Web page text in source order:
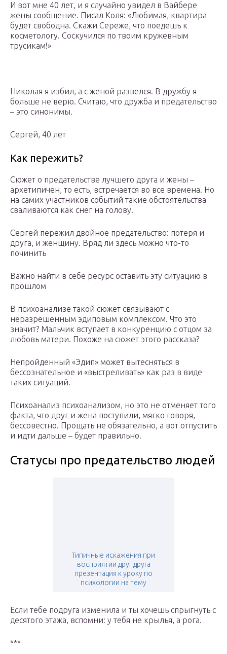
И вот мне 40 лет, и я случайно увидел в Вайбере
жены сообщение. Писал Коля: «Любимая, квартира
будет свободна. Скажи Сереже, что поедешь к
косметологу. Соскучился по твоим кружевным
трусикам!»
Николая я избил, а с женой развелся. В дружбу я
больше не верю. Считаю, что дружба и предательство
– это синонимы.
Сергей, 40 лет
Как пережить?
Сюжет о предательстве лучшего друга и жены –
архетипичен, то есть, встречается во все времена. Но
на самих участников событий такие обстоятельства
сваливаются как снег на голову.
Сергей пережил двойное предательство: потеря и
друга, и женщину. Вряд ли здесь можно что-то
починить
Важно найти в себе ресурс оставить эту ситуацию в
прошлом
В психоанализе такой сюжет связывают с
неразрешенным эдиповым комплексом. Что это
значит? Мальчик вступает в конкуренцию с отцом за
любовь матери. Похоже на сюжет этого рассказа?
Непройденный «Эдип» может вытесняться в
бессознательное и «выстреливать» как раз в виде
таких ситуаций.
Психоанализ психоанализом, но это не отменяет того
факта, что друг и жена поступили, мягко говоря,
бессовестно. Прощать не обязательно, а вот отпустить
и идти дальше – будет правильно.
Статусы про предательство людей
Типичные искажения при
восприятии друг друга
презентация к уроку по
психологии на тему
Если тебе подруга изменила и ты хочешь спрыгнуть с
деcятого этажа, вспомни: у тебя не крылья, а рога.
***